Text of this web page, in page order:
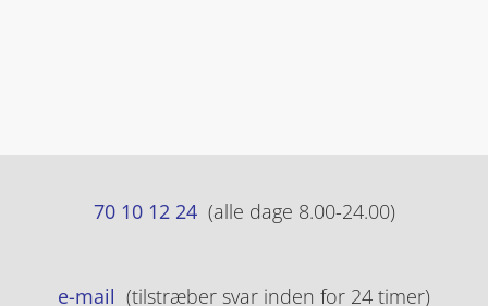
70 10 12 24 (alle dage 8.00-24.00)
e-mail (tilstræber svar inden for 24 timer)